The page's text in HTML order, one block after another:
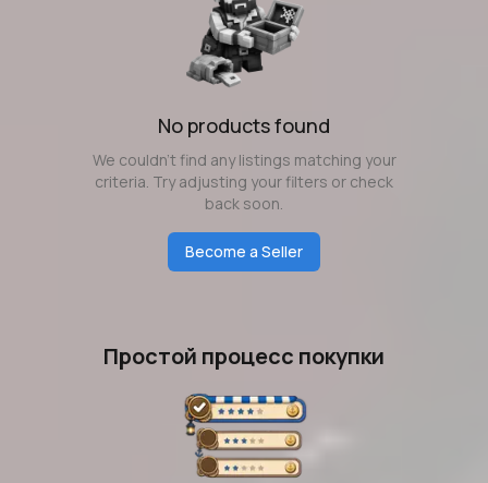
No products found
We couldn't find any listings matching your
criteria. Try adjusting your filters or check
back soon.
Become a Seller
Простой процесс покупки